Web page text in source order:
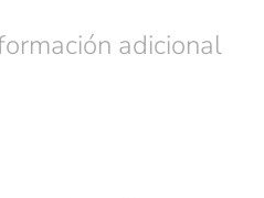
adicional